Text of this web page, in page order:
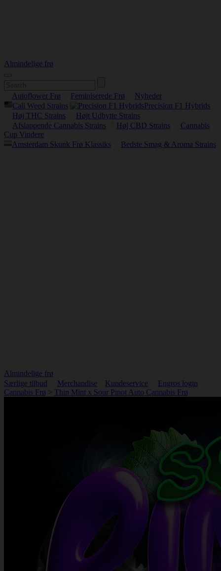
Almindelige frø
Autoflower Frø Feminiserede Frø
Nyheder
Cali Weed Strains
Precision F1 Hybrids
Høj THC Strains
Højt Udbytte Strains
Afslappende Cannabis Strains
Høj CBD Strains
Cannabis
Cup Vindere
Amsterdam Skunk Frø Klassiks
Bedste Smag & Aroma Strains
Almindelige frø
Særlige tilbud
Merchandise Kundeservice
Engros login
Cannabis Frø > Thin Mint x Sour Pinot Auto Cannabis Frø